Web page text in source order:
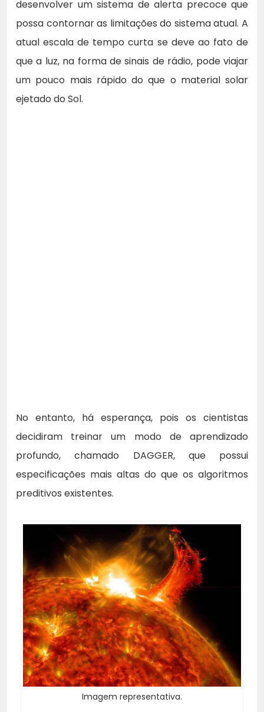
desenvolver um sistema de alerta precoce que
possa contornar as limitações do sistema atual. A
atual escala de tempo curta se deve ao fato de
que a luz, na forma de sinais de rádio, pode viajar
um pouco mais rápido do que o material solar
ejetado do Sol.
No entanto, há esperança, pois os cientistas
decidiram treinar um modo de aprendizado
profundo, chamado DAGGER, que possui
especificações mais altas do que os algoritmos
preditivos existentes.
Imagem representativa.